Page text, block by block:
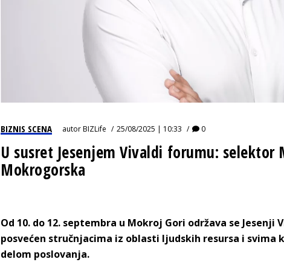
BIZNIS SCENA autorBIZLife 25/08/2025 | 10:33 0
U susret Jesenjem Vivaldi forumu: selektor
Mokrogorska
Od 10. do 12. septembra u Mokroj Gori održava se
posvećen stručnjacima iz oblasti ljudskih resursa i svima
delom poslovanja.